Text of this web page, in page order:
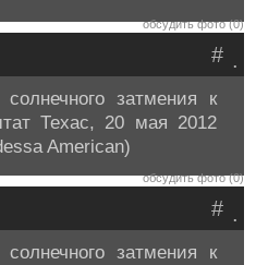
обсудить фото (0)
.
#
затмения к
Техас, 20 мая 2012
American)
обсудить фото (0)
.
#
затмения к